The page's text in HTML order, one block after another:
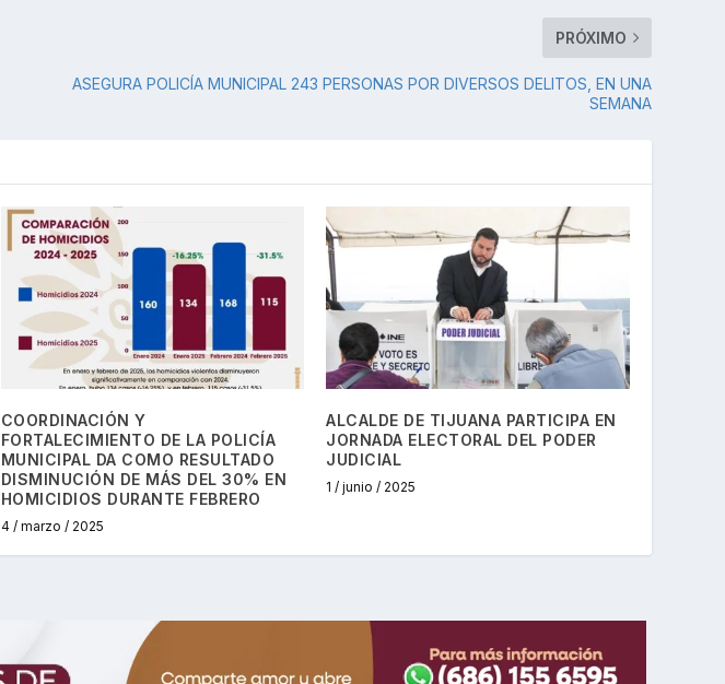
PRÓXIMO
ASEGURA POLICÍA MUNICIPAL 243 PERSONAS POR DIVERSOS DELITOS, EN UNA
SEMANA
COORDINACIÓN Y
FORTALECIMIENTO DE LA POLICÍA
MUNICIPAL DA COMO RESULTADO
DISMINUCIÓN DE MÁS DEL 30% EN
HOMICIDIOS DURANTE FEBRERO
4 / marzo / 2025
ALCALDE DE TIJUANA PARTICIPA EN
JORNADA ELECTORAL DEL PODER
JUDICIAL
1 / junio / 2025